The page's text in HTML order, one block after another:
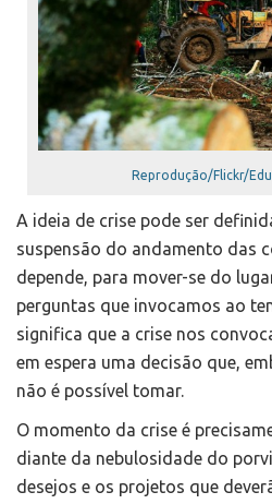
Reprodução/Flickr/
A ideia de crise pode ser
suspensão do andamento das
depende, para mover-se do
perguntas que invocamos ao
significa que a crise nos
em espera uma decisão que,
não é possível tomar.
O momento da crise é
diante da nebulosidade do
desejos e os projetos que